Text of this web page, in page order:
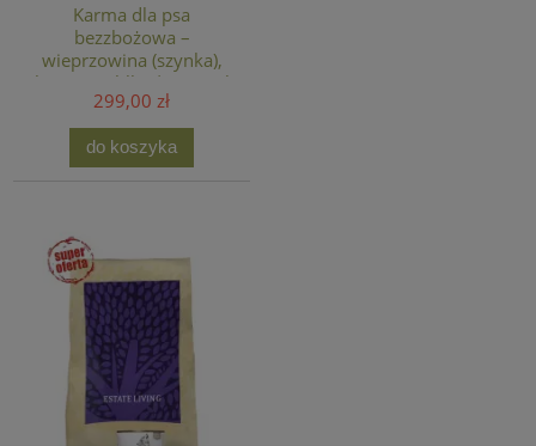
Karma dla psa
bezzbożowa –
wieprzowina (szynka),
bataty i jabłka | Natural
Pet Food 12kg
299,00 zł
do koszyka